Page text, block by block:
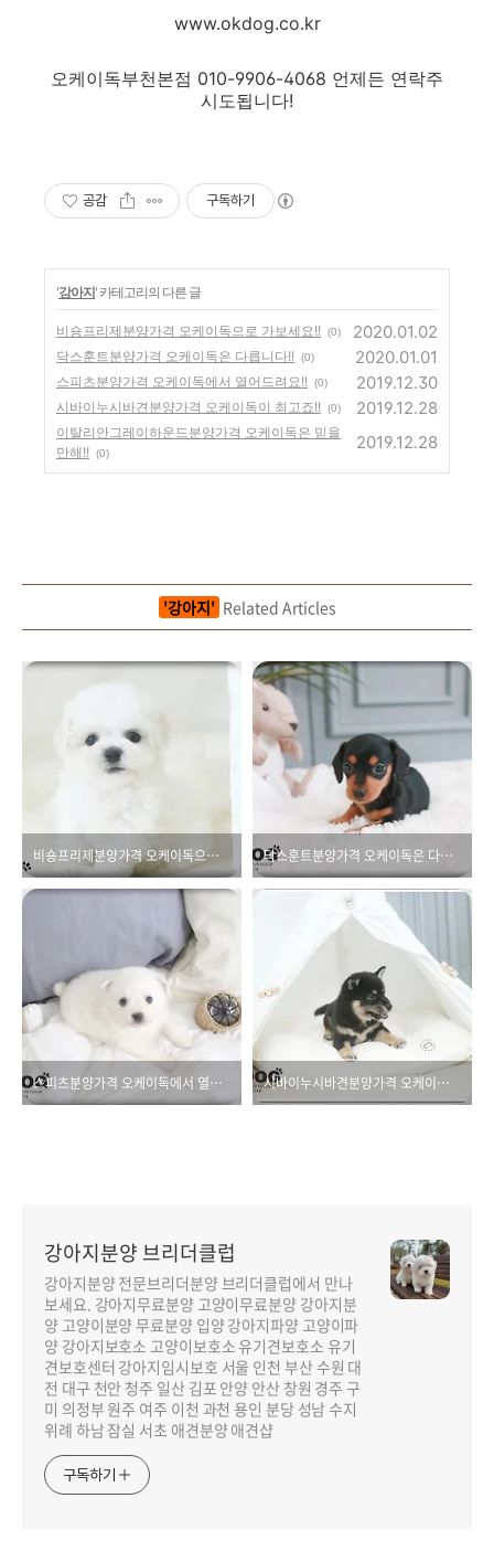
www.okdog.co.kr
오케이독부천본점 010-9906-4068 언제든 연락주
시도됩니다!
공감 구독하기
'강아지' 카테고리의 다른 글
비숑프리제분양가격 오케이독으로 가보세요!! (0) 2020.01.02
닥스훈트분양가격 오케이독은 다릅니다!! (0) 2020.01.01
스피츠분양가격 오케이독에서 열어드려요!! (0) 2019.12.30
시바이누시바견분양가격 오케이독이 최고죠!! (0) 2019.12.28
이탈리안그레이하운드분양가격 오케이독은 믿을
만해!! (0)
2019.12.28
'강아지' Related Articles
비숑프리제분양가격 오케이독으로 가보세요!! 닥스훈트분양가격 오케이독은 다릅니다!!
스피츠분양가격 오케이독에서 열어드려요!! 시바이누시바견분양가격 오케이독이 최고죠!!
강아지분양 브리더클럽
강아지분양 전문브리더분양 브리더클럽에서 만나
보세요. 강아지무료분양 고양이무료분양 강아지분
양 고양이분양 무료분양 입양 강아지파양 고양이파
양 강아지보호소 고양이보호소 유기견보호소 유기
견보호센터 강아지임시보호 서울 인천 부산 수원 대
전 대구 천안 청주 일산 김포 안양 안산 창원 경주 구
미 의정부 원주 여주 이천 과천 용인 분당 성남 수지
위례 하남 잠실 서초 애견분양 애견샵
구독하기